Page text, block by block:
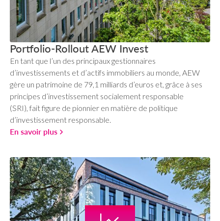
Portfolio-Rollout AEW Invest
En tant que l’un des principaux gestionnaires
d’investissements et d’actifs immobiliers au monde, AEW
gère un patrimoine de 79,1 milliards d’euros et, grâce à ses
principes d’investissement socialement responsable
(SRI), fait figure de pionnier en matière de politique
d’investissement responsable.
En savoir plus